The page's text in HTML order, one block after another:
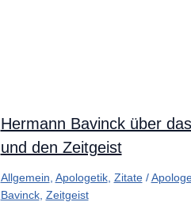
Hermann Bavinck über
und den Zeitgeist
Allgemein Apologetik, Zitate/
Bavinck, Zeitgeist